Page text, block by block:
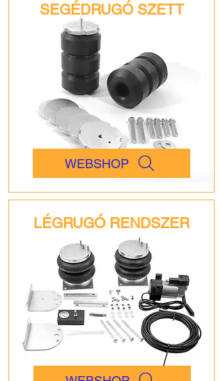
SEGÉDRUGÓ SZETT
WEBSHOP
LÉGRUGÓ RENDSZER